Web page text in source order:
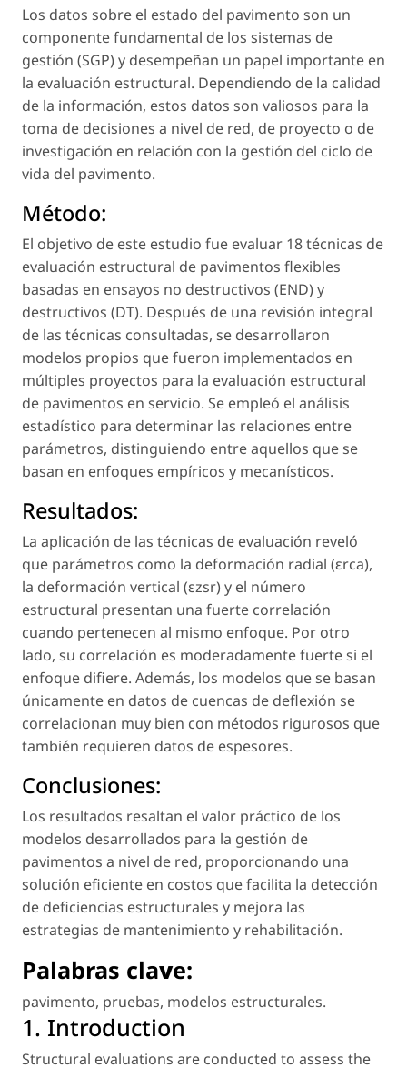
Los datos sobre el estado del pavimento son un
componente fundamental de los sistemas de
gestión (SGP) y desempeñan un papel importante en
la evaluación estructural. Dependiendo de la calidad
de la información, estos datos son valiosos para la
toma de decisiones a nivel de red, de proyecto o de
investigación en relación con la gestión del ciclo de
vida del pavimento.
Método:
El objetivo de este estudio fue evaluar 18 técnicas de
evaluación estructural de pavimentos flexibles
basadas en ensayos no destructivos (END) y
destructivos (DT). Después de una revisión integral
de las técnicas consultadas, se desarrollaron
modelos propios que fueron implementados en
múltiples proyectos para la evaluación estructural
de pavimentos en servicio. Se empleó el análisis
estadístico para determinar las relaciones entre
parámetros, distinguiendo entre aquellos que se
basan en enfoques empíricos y mecanísticos.
Resultados:
La aplicación de las técnicas de evaluación reveló
que parámetros como la deformación radial (εrca),
la deformación vertical (εzsr) y el número
estructural presentan una fuerte correlación
cuando pertenecen al mismo enfoque. Por otro
lado, su correlación es moderadamente fuerte si el
enfoque difiere. Además, los modelos que se basan
únicamente en datos de cuencas de deflexión se
correlacionan muy bien con métodos rigurosos que
también requieren datos de espesores.
Conclusiones:
Los resultados resaltan el valor práctico de los
modelos desarrollados para la gestión de
pavimentos a nivel de red, proporcionando una
solución eficiente en costos que facilita la detección
de deficiencias estructurales y mejora las
estrategias de mantenimiento y rehabilitación.
Palabras clave:
pavimento, pruebas, modelos estructurales.
1. Introduction
Structural evaluations are conducted to assess the